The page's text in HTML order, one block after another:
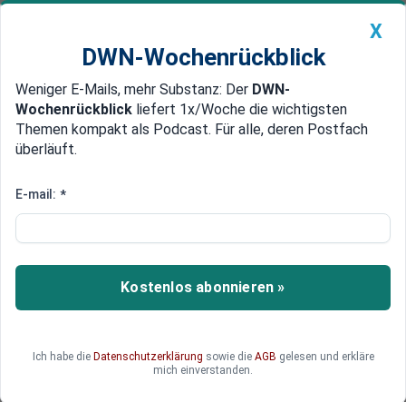
Newsticker MEIN DWN: Geldanlage Premium
Edelmetalle DWN-Magazin China
Protest gegen Sparkurs
Sizilien auf Anti-EU-Kurs:
Comedian Beppe Grillo gewinnt
Wahl
Rosario Crocetta wird der neue Präsident auf
christliche Zentrumspartei bilden die
Regierungskoalition. Heimlicher Sieger ist Beppo
X
DWN-Wochenrückblick
Weniger E-Mails, mehr Substanz: Der DWN-
Wochenrückblick liefert 1x/Woche die wichtigsten
Themen kompakt als Podcast. Für alle, deren Postfach
überläuft.
E-mail: *
Kostenlos abonnieren »
Ich habe die Datenschutzerklärung sowie die AGB gelesen und erkläre
mich einverstanden.